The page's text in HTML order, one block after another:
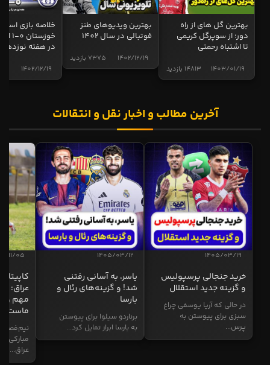
بهترین گل های از راه
دور؛ از سوپرگل کریمی
تا اشتباه رحمتی
14813 بازدید 1403/01/19
بهترین ویدیوهای طنز
فوتبالی در سال 1402
7375 بازدید 1402/12/19
خلاصه بازی
در هفته نوزدهم
1402/12/19
آخرین مطالب و اخبار نقل و انتقالات
1405/03/19
خرید جنجالی پرسپولیس
و گزینه جدید استقلال
در حالی که آریا یوسفی چراغ
سبزی برای پیوستن به
پرس...
1405/03/12
یاسر، به آسانی رفتنی
شد! و گزینه‌های رئال و
بارسا
برناردو سیلوا برای پیوستن
به بارسا ابراز تمایل کرد...
11/05
عراق:
مهم و
ماست
نیم‌فصل
مبارکی
عراق...